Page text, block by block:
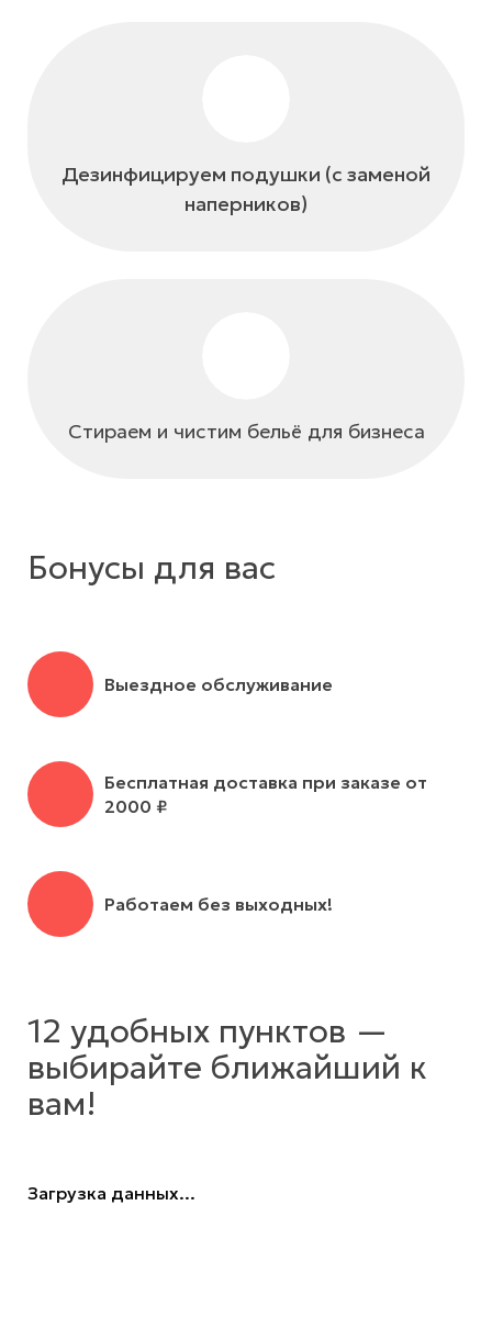
Дезинфицируем подушки (с заменой
наперников)
Стираем и чистим бельё для бизнеса
Бонусы для вас
Выездное обслуживание
Бесплатная доставка при заказе от
2000 ₽
Работаем без выходных!
12 удобных пунктов —
выбирайте ближайший к
вам!
Загрузка данных...